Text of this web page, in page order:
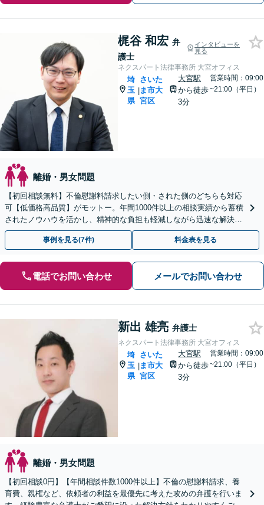
梶谷 和宏 弁
護士
インタビューを
見る
ネクスパート法律事務所 大宮オフィス
埼
玉
県
|
さいた
ま市大
宮区
大宮駅
から徒歩
3分
営業時間：09:00
~21:00（平日）
離婚・男女問題
【初回相談無料】不倫慰謝料請求したい側・された側のどちらも対応
可【低価格高品質】がモットー。年間1000件以上の相談実績から蓄積
されたノウハウを活かし、精神的な負担も軽減しながら迅速な解決を
目指します。【休日・夜間相談あり】【ビデオ面談可】
事例を見る(7件) 料金表を見る
電話でお問い合わせ メールでお問い合わせ
新出 雄亮 弁護士
ネクスパート法律事務所 大宮オフィス
埼
玉
県
|
さいた
ま市大
宮区
大宮駅
から徒歩
3分
営業時間：09:00
~21:00（平日）
離婚・男女問題
【初回相談0円】【年間相談件数1000件以上】不倫の慰謝料請求、養
育費、親権など、依頼者の利益を最優先に考えた攻めの弁護を行いま